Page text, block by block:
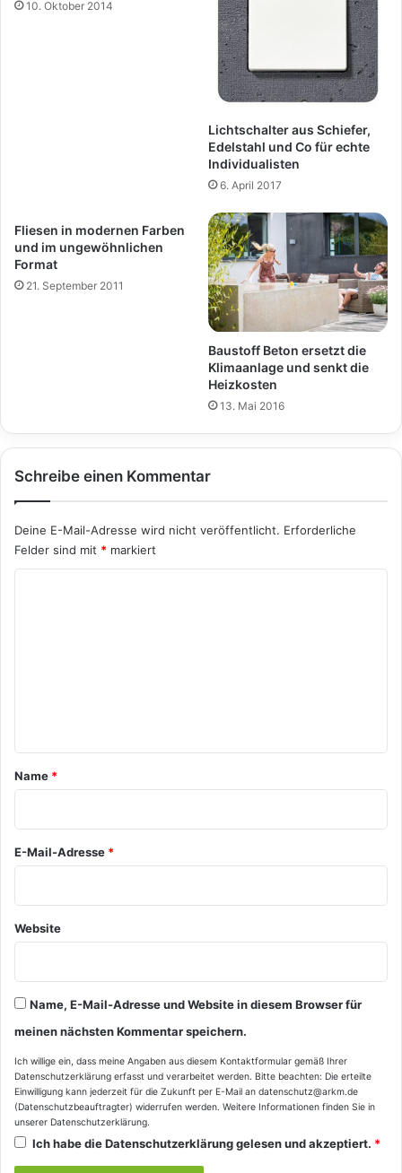
10. Oktober 2014
Lichtschalter aus Schiefer,
Edelstahl und Co für echte
Individualisten
6. April 2017
Fliesen in modernen Farben
und im ungewöhnlichen
Format
21. September 2011
Baustoff Beton ersetzt die
Klimaanlage und senkt die
Heizkosten
13. Mai 2016
Schreibe einen Kommentar
Deine E-Mail-Adresse wird nicht veröffentlicht. Erforderliche
Felder sind mit * markiert
a
r
*
Name *
E-Mail-Adresse *
Website
Name, E-Mail-Adresse und Website in diesem Browser für
meinen nächsten Kommentar speichern.
Ich willige ein, dass meine Angaben aus diesem Kontaktformular gemäß Ihrer
Datenschutzerklärung erfasst und verarbeitet werden. Bitte beachten: Die erteilte
Einwilligung kann jederzeit für die Zukunft per E-Mail an datenschutz@arkm.de
(Datenschutzbeauftragter) widerrufen werden. Weitere Informationen finden Sie in
unserer Datenschutzerklärung.
Ich habe dieDatenschutzerklärunggelesen und akzeptiert. *